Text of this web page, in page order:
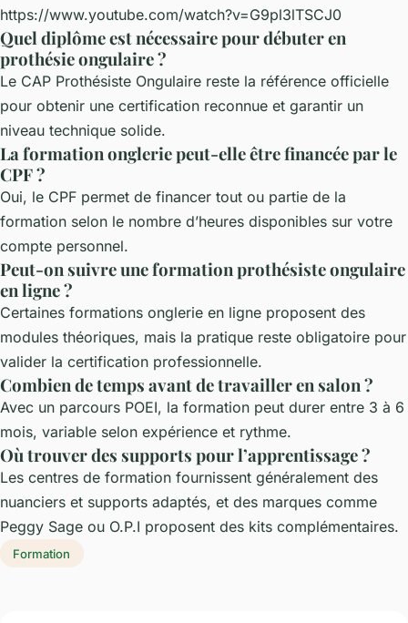
https://www.youtube.com/watch?v=G9pl3lTSCJ0
Quel diplôme est nécessaire pour débuter en
prothésie ongulaire ?
Le CAP Prothésiste Ongulaire reste la référence officielle
pour obtenir une certification reconnue et garantir un
niveau technique solide.
La formation onglerie peut-elle être financée par le
CPF ?
Oui, le CPF permet de financer tout ou partie de la
formation selon le nombre d’heures disponibles sur votre
compte personnel.
Peut-on suivre une formation prothésiste ongulaire
en ligne ?
Certaines formations onglerie en ligne proposent des
modules théoriques, mais la pratique reste obligatoire pour
valider la certification professionnelle.
Combien de temps avant de travailler en salon ?
Avec un parcours POEI, la formation peut durer entre 3 à 6
mois, variable selon expérience et rythme.
Où trouver des supports pour l’apprentissage ?
Les centres de formation fournissent généralement des
nuanciers et supports adaptés, et des marques comme
Peggy Sage ou O.P.I proposent des kits complémentaires.
Formation